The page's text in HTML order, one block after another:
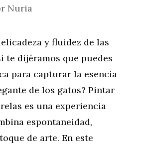
Nuria
y fluidez de las
te dijéramos que puedes
para capturar la esencia
de los gatos? Pintar
es una experiencia
espontaneidad,
de arte. En este